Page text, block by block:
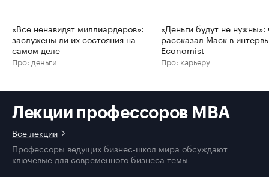
«Все ненавидят миллиардеров»:
заслужены ли их состояния на
самом деле
Про: деньги
«Деньги будут не нужны»:
рассказал Маск в
Economist
Про: карьеру
Лекции профессоров MBA
Все лекции
Профессоры ведущих бизнес-школ мира обсуждают
ключевые для современного бизнеса темы